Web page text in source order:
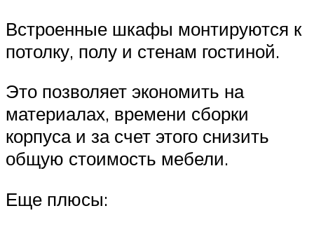
Встроенные шкафы монтируются к
потолку, полу и стенам гостиной.
Это позволяет экономить на
материалах, времени сборки
корпуса и за счет этого снизить
общую стоимость мебели.
Еще плюсы: